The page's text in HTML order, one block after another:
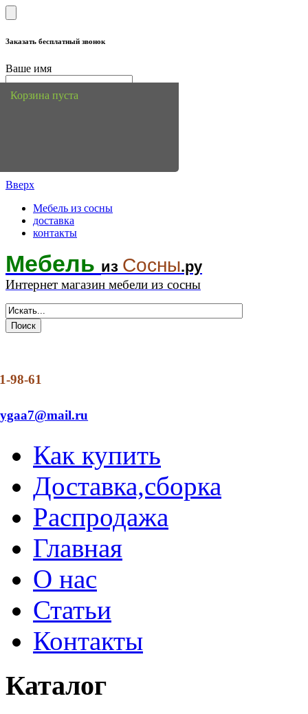
Заказать бесплатный звонок
Ваше имя
Телефон
Вверх
Мебель из сосны
доставка
контакты
Мебель из Сосны.ру
Интернет магазин мебели из сосны
98-61
Как купить
Доставка,сборка
Распродажа
Главная
О нас
Статьи
Контакты
Корзина пуста
Каталог